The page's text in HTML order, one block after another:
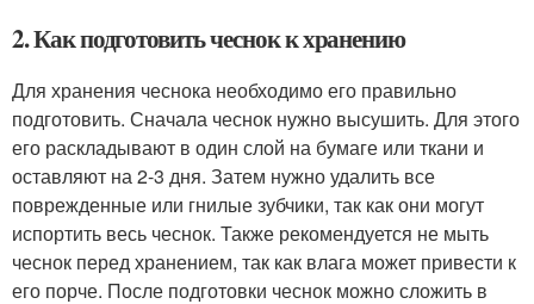
2. Как подготовить чеснок к хранению
Для хранения чеснока необходимо его правильно
подготовить. Сначала чеснок нужно высушить. Для этого
его раскладывают в один слой на бумаге или ткани и
оставляют на 2-3 дня. Затем нужно удалить все
поврежденные или гнилые зубчики, так как они могут
испортить весь чеснок. Также рекомендуется не мыть
чеснок перед хранением, так как влага может привести к
его порче. После подготовки чеснок можно сложить в